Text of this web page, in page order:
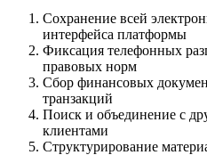
Сохранение всей
интерфейса платформы
Фиксация телефонных
правовых норм
Сбор финансовых
транзакций
Поиск и объединение с
клиентами
Структурирование